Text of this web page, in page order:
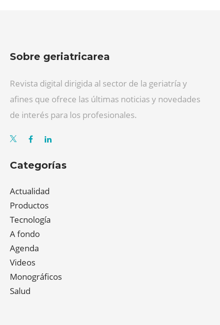
Sobre geriatricarea
Revista digital dirigida al sector de la geriatría y
afines que ofrece las últimas noticias y novedades
de interés para los profesionales.
Categorías
Actualidad
Productos
Tecnología
A fondo
Agenda
Videos
Monográficos
Salud